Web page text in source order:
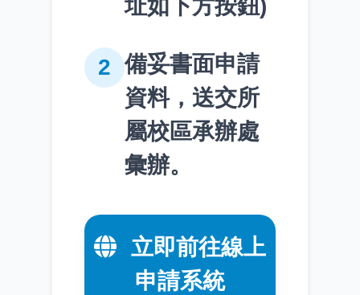
址如下方按鈕)
2 備妥書面申請
資料，送交所
屬校區承辦處
彙辦。
立即前往線上
申請系統